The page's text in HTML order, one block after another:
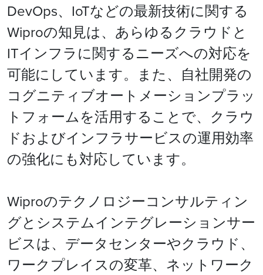
DevOps、IoTなどの最新技術に関する
Wiproの知見は、あらゆるクラウドと
ITインフラに関するニーズへの対応を
可能にしています。また、自社開発の
コグニティブオートメーションプラッ
トフォームを活用することで、クラウ
ドおよびインフラサービスの運用効率
の強化にも対応しています。
Wiproのテクノロジーコンサルティン
グとシステムインテグレーションサー
ビスは、データセンターやクラウド、
ワークプレイスの変革、ネットワーク